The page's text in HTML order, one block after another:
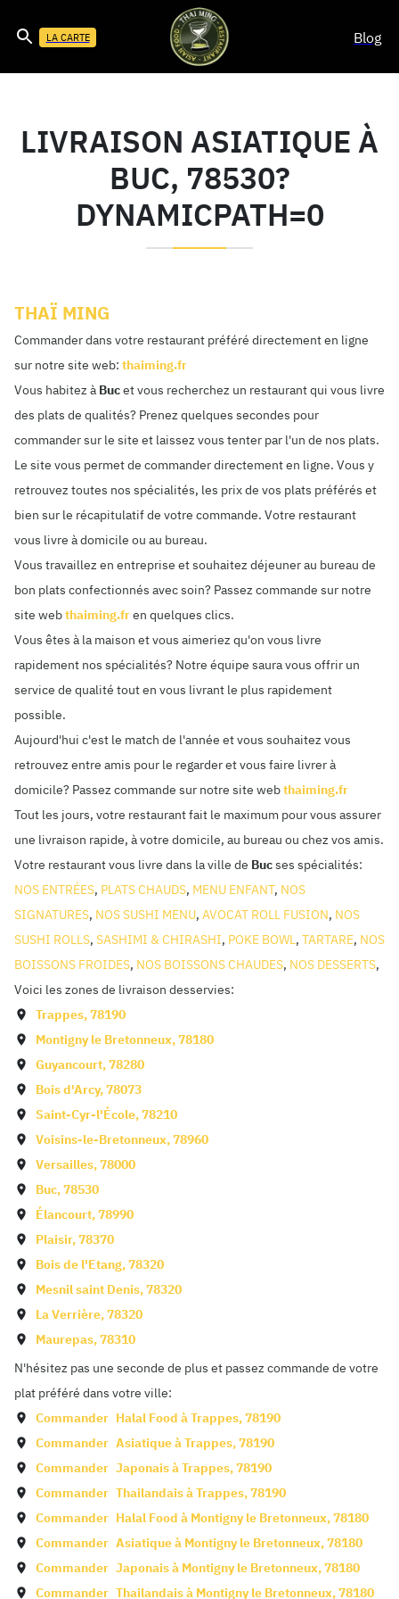
LA CARTE Blog
LIVRAISON ASIATIQUE À
BUC, 78530?
DYNAMICPATH=0
THAÏ MING
Commander dans votre restaurant préféré directement en ligne
sur notre site web: thaiming.fr
Vous habitez à Bucet vous recherchez un restaurant qui vous livre
des plats de qualités? Prenez quelques secondes pour
commander sur le site et laissez vous tenter par l'un de nos plats.
Le site vous permet de commander directement en ligne. Vous y
retrouvez toutes nos spécialités, les prix de vos plats préférés et
bien sur le récapitulatif de votre commande. Votre restaurant
vous livre à domicile ou au bureau.
Vous travaillez en entreprise et souhaitez déjeuner au bureau de
bon plats confectionnés avec soin? Passez commande sur notre
site webthaiming.fren quelques clics.
Vous êtes à la maison et vous aimeriez qu'on vous livre
rapidement nos spécialités? Notre équipe saura vous offrir un
service de qualité tout en vous livrant le plus rapidement
possible.
Aujourd'hui c'est le match de l'année et vous souhaitez vous
retrouvez entre amis pour le regarder et vous faire livrer à
domicile? Passez commande sur notre site webthaiming.fr
Tout les jours, votre restaurant fait le maximum pour vous assurer
une livraison rapide, à votre domicile, au bureau ou chez vos amis.
Votre restaurant vous livre dans la ville de Bucses spécialités:
NOS ENTRÉES, PLATS CHAUDS, MENU ENFANT, NOS
SIGNATURES, NOS SUSHI MENU, AVOCAT ROLL FUSION, NOS
SUSHI ROLLS, SASHIMI & CHIRASHI, POKE BOWL, TARTARE, NOS
BOISSONS FROIDES, NOS BOISSONS CHAUDES, NOS DESSERTS,
Voici les zones de livraison desservies:
Trappes,78190
Montigny le Bretonneux,78180
Guyancourt,78280
Bois d'Arcy,78073
Saint-Cyr-l'École,78210
Voisins-le-Bretonneux,78960
Versailles,78000
Buc,78530
Élancourt,78990
Plaisir,78370
Bois de l'Etang,78320
Mesnil saint Denis,78320
La Verrière,78320
Maurepas,78310
N'hésitez pas une seconde de plus et passez commande de votre
plat préféré dans votre ville:
Commander Halal Food àTrappes,78190
Commander Asiatique àTrappes,78190
Commander Japonais àTrappes,78190
Commander Thailandais àTrappes,78190
Commander Halal Food à Montigny le Bretonneux,78180
Commander Asiatique à Montigny le Bretonneux,78180
Commander Japonais à Montigny le Bretonneux,78180
Commander Thailandais à Montigny le Bretonneux,78180